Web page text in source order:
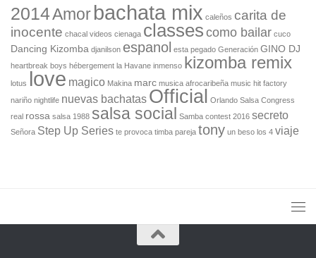
2014Amorbachata mix caleños carita de
inocente chacal videos cienaga classes como bailar cuco
Dancing Kizomba djanilson espanol esta pegado Generación GINO DJ
heartbreak boys hébergement la Havane inmenso kizomba remix
lotus love magico Makina marc musica afrocaribeña music hit factory
nariño nightlife nuevas bachatas Official
Orlando Salsa Congress
real rossa salsa 1988 salsa social Samba contest 2016 secreto
Señora Step Up Series te provoca timba pareja tony un beso los 4 viaje